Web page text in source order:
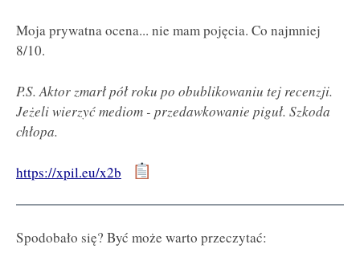
Moja prywatna ocena... nie mam pojęcia. Co najmniej
8/10.
P.S. Aktor zmarł pół roku po obublikowaniu tej recenzji.
Jeżeli wierzyć mediom - przedawkowanie piguł. Szkoda
chłopa.
https://xpil.eu/x2b
Spodobało się? Być może warto przeczytać: